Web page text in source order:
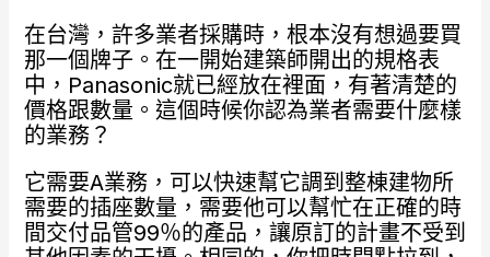
在台灣，許多業者採購時，根本沒有想過要買
那一個牌子。在一開始建築師開出的規格表
中，Panasonic就已經放在裡面，有著清楚的
價格跟數量。這個時候你認為業者需要什麼樣
的業務？
它需要A業務，可以快速幫它調到整棟建物所
需要的插座數量，需要他可以幫忙在正確的時
間交付品管99％的產品，讓原訂的計畫不受到